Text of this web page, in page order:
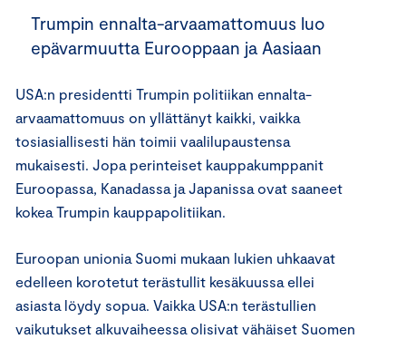
Trumpin ennalta-arvaamattomuus luo
epävarmuutta Eurooppaan ja Aasiaan
USA:n presidentti Trumpin politiikan ennalta-
arvaamattomuus on yllättänyt kaikki, vaikka
tosiasiallisesti hän toimii vaalilupaustensa
mukaisesti. Jopa perinteiset kauppakumppanit
Euroopassa, Kanadassa ja Japanissa ovat saaneet
kokea Trumpin kauppapolitiikan.
Euroopan unionia Suomi mukaan lukien uhkaavat
edelleen korotetut terästullit kesäkuussa ellei
asiasta löydy sopua. Vaikka USA:n terästullien
vaikutukset alkuvaiheessa olisivat vähäiset Suomen